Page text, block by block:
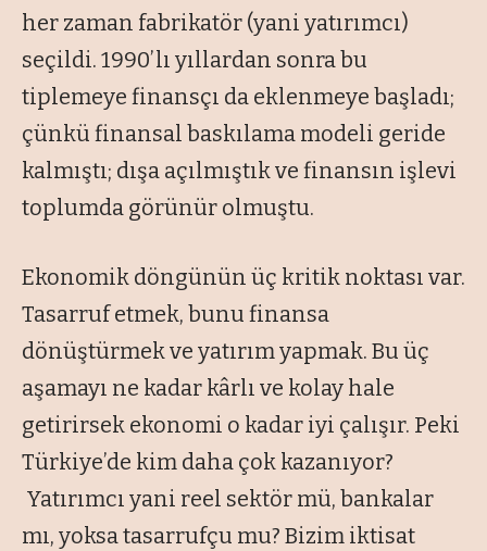
her zaman fabrikatör (yani yatırımcı)
seçildi. 1990’lı yıllardan sonra bu
tiplemeye finansçı da eklenmeye başladı;
çünkü finansal baskılama modeli geride
kalmıştı; dışa açılmıştık ve finansın işlevi
toplumda görünür olmuştu.
Ekonomik döngünün üç kritik noktası var.
Tasarruf etmek, bunu finansa
dönüştürmek ve yatırım yapmak. Bu üç
aşamayı ne kadar kârlı ve kolay hale
getirirsek ekonomi o kadar iyi çalışır. Peki
Türkiye’de kim daha çok kazanıyor?
Yatırımcı yani reel sektör mü, bankalar
mı, yoksa tasarrufçu mu? Bizim iktisat